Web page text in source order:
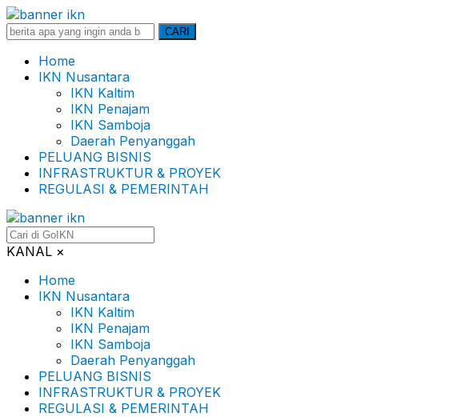
Search
CARI
Home
IKN Nusantara
IKN Kaltim
IKN Penajam
IKN Samboja
Daerah Penyanggah
PELUANG BISNIS
INFRASTRUKTUR & PROYEK
REGULASI & PEMERINTAH
KANAL ×
Home
IKN Nusantara
IKN Kaltim
IKN Penajam
IKN Samboja
Daerah Penyanggah
PELUANG BISNIS
INFRASTRUKTUR & PROYEK
REGULASI & PEMERINTAH